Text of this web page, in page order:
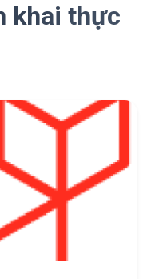
khai thực